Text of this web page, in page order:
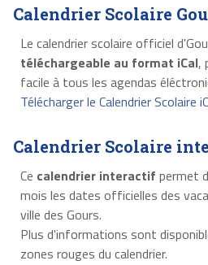
Calendrier Scolaire
Le calendrier scolaire officiel
téléchargeable au format iCal,
facile à tous les agendas
Télécharger le Calendrier Scolaire
Calendrier Scolaire
Ce calendrier interactif permet
mois les dates officielles des
ville des Gours.
Plus d'informations sont
zones rouges du calendrier.